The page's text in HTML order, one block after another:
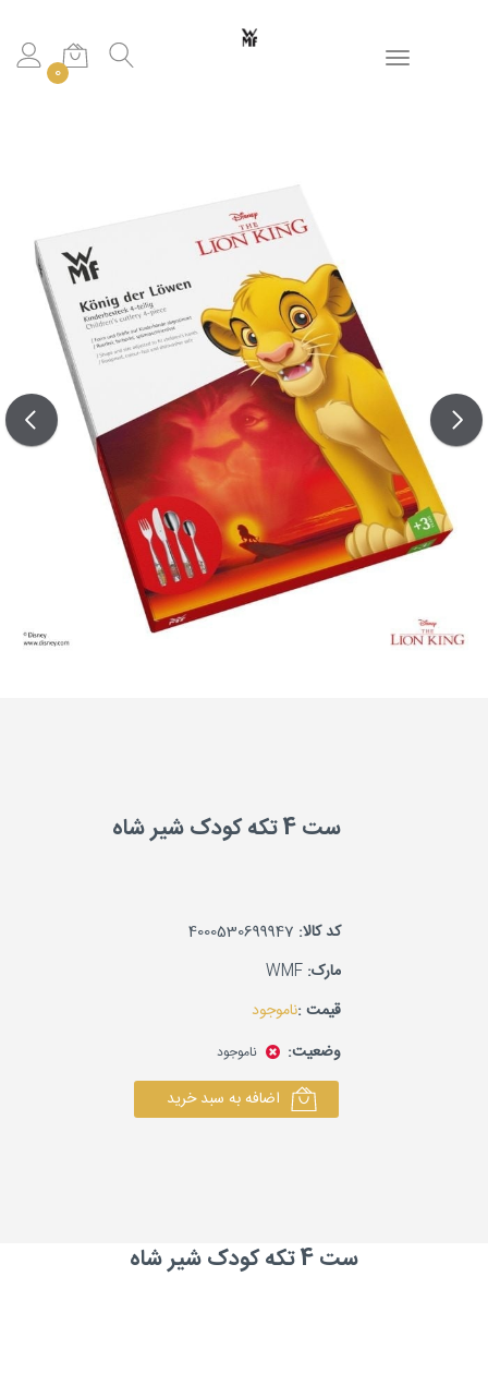
Toggle navigation
0
ست 4 تکه کودک شیر شاه
کد کالا:4000530699947
مارک:WMF
قیمت :ناموجود
وضعیت:
ناموجود
اضافه به سبد خرید
ست 4 تکه کودک شیر شاه